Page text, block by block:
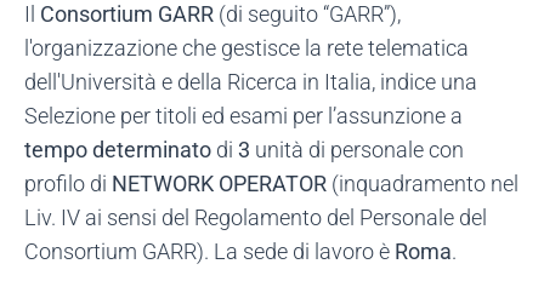
Il Consortium GARR (di seguito “GARR”),
l'organizzazione che gestisce la rete telematica
dell'Università e della Ricerca in Italia, indice una
Selezione per titoli ed esami per l’assunzione a
tempo determinato di 3 unità di personale con
profilo di NETWORK OPERATOR (inquadramento nel
Liv. IV ai sensi del Regolamento del Personale del
Consortium GARR). La sede di lavoro è Roma.